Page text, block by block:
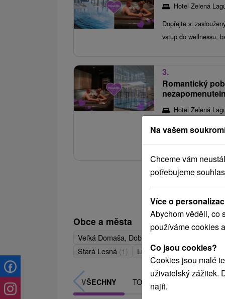
Hotel Zelená
Dopřejte si
vstup do wellnessu,
3.
Romantický
Hotel Zelená
Užijte si stylové
Obce a města
Veľká Domaša, Dobrá
Stará Lesná (1) Lučivná(1)
VŠECHNY TOP - NEJPRODÁVANĚJŠÍ
Na vašem
Chceme vám
potřebujeme
Více o
Abychom věděli, co
používáme cookies
Co jsou cookies?
Cookies jsou malé
uživatelský zážitek.
najít.